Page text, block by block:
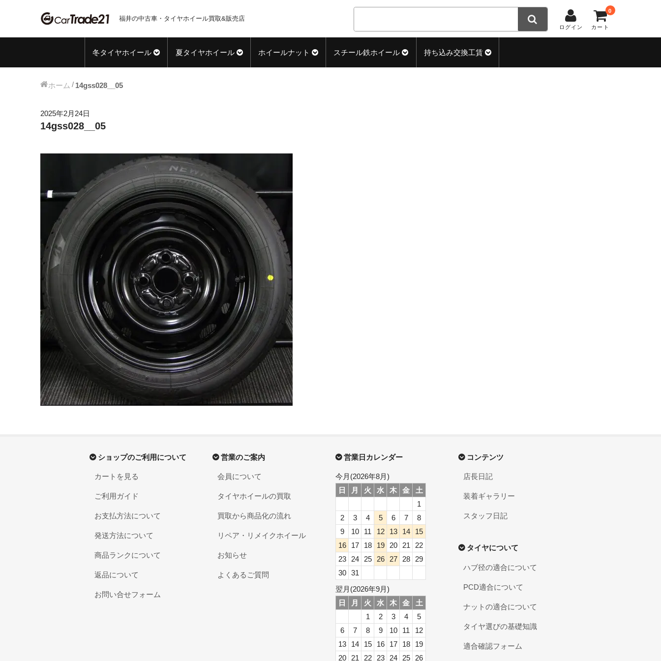
福井の中古車・タイヤホイール買取&販売店
ログイン カート
0
冬タイヤホイール 夏タイヤホイール ホイールナット スチール鉄ホイール 持ち込み交換工賃
ホーム 14gss028__05
2025年2月24日
14gss028__05
ショップのご利用について
カートを見る
ご利用ガイド
お支払方法について
発送方法について
商品ランクについて
返品について
お問い合せフォーム
営業のご案内
会員について
タイヤホイールの買取
買取から商品化の流れ
リペア・リメイクホイール
お知らせ
よくあるご質問
コンテンツ
店長日記
装着ギャラリー
スタッフ日記
タイヤについて
ハブ径の適合について
PCD適合について
ナットの適合について
タイヤ選びの基礎知識
適合確認フォーム
営業日カレンダー
今月(2026年8月)
日
月 火 水 木 金
土
1
2
3 4 5 6 7
8
9
10 11 12 13 14
15
16
17 18 19 20 21
22
23
24 25 26 27 28
29
30
31
翌月(2026年9月)
日
月 火 水 木 金
土
1
2 3 4
5
6
7 8 9 10 11
12
13
14 15 16 17 18
19
20
21 22 23 24 25 26